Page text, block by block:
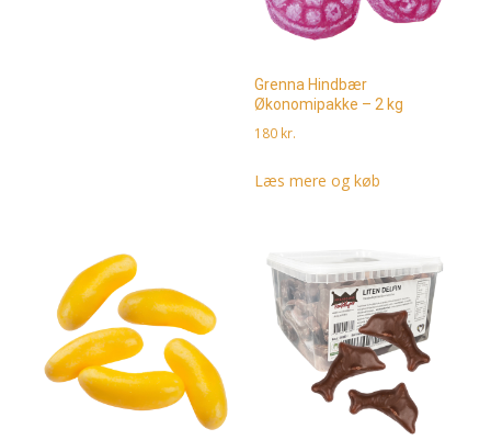
Grenna Hindbær
Økonomipakke – 2 kg
180 kr.
Læs mere og køb